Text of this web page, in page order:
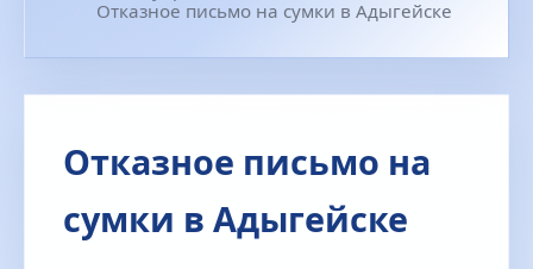
Отказное письмо на сумки в Адыгейске
Отказное письмо на
сумки в Адыгейске